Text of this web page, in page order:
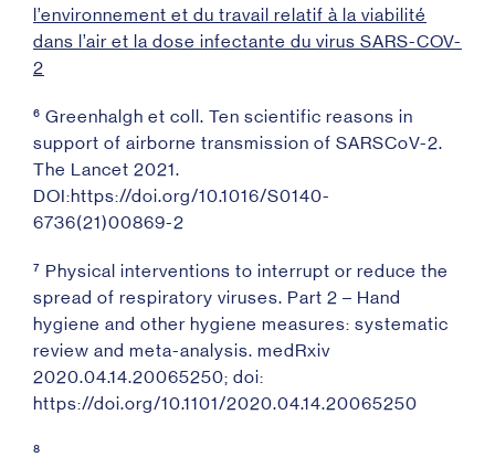
l’environnement et du travail relatif à la viabilité
dans l’air et la dose infectante du virus SARS-COV-
2
⁶ Greenhalgh et coll. Ten scientific reasons in
support of airborne transmission of SARSCoV-2.
The Lancet 2021.
DOI:https://doi.org/10.1016/S0140-
6736(21)00869-2
⁷ Physical interventions to interrupt or reduce the
spread of respiratory viruses. Part 2 – Hand
hygiene and other hygiene measures: systematic
review and meta-analysis. medRxiv
2020.04.14.20065250; doi:
https://doi.org/10.1101/2020.04.14.20065250
⁸